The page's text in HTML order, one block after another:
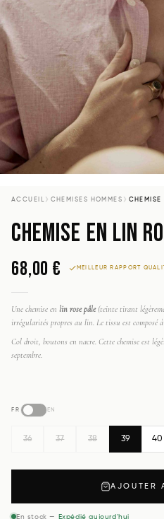
ACCUEIL › CHEMISES HOMMES › CHEMISE
CHEMISE EN LIN
68,00 € MEILLEUR RAPPORT
Une chemise en lin rose pâle(teinte tirant
irrégularités propres au lin. Le tissu est composé à
Col droit, boutons en nacre. Cette chemise est
septembre.
FR EN
36 37 38 39 40
36 37 38 39
AJOUTER
En stock — Expédié aujourd'hui